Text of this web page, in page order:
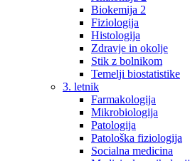
Biokemija 2
Fiziologija
Histologija
Zdravje in okolje
Stik z bolnikom
Temelji biostatistike
3. letnik
Farmakologija
Mikrobiologija
Patologija
Patološka fiziologija
Socialna medicina